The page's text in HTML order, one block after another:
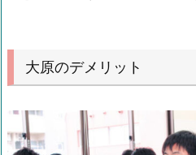
大原のデメリット